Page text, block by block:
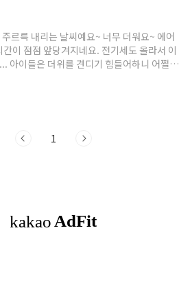
르륵 내리는 날씨예요~ 너무 더워요~ 에어
이 점점 앞당겨지네요. 전기세도 올라서 이
아이들은 더위를 견디기 힘들어하니 어쩔 수
부터 쭈욱 써온 메가블록! 집에 있는건 80p
1